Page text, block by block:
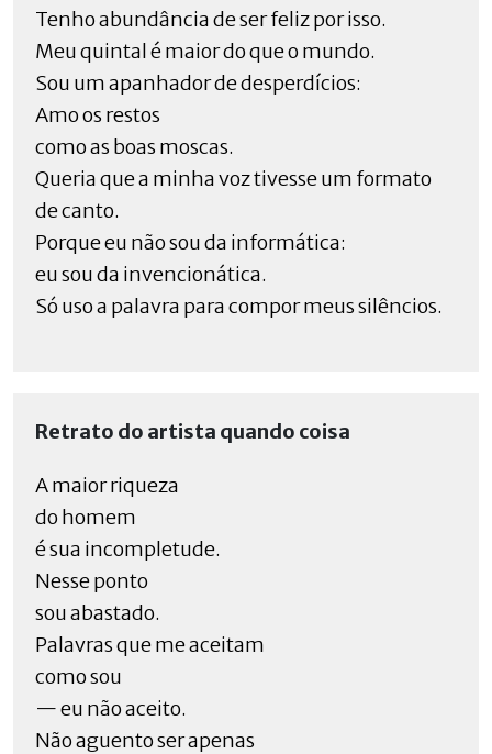
Tenho abundância de ser feliz por isso.
Meu quintal é maior do que o mundo.
Sou um apanhador de desperdícios:
Amo os restos
como as boas moscas.
Queria que a minha voz tivesse um formato
de canto.
Porque eu não sou da informática:
eu sou da invencionática.
Só uso a palavra para compor meus silêncios.
Retrato do artista quando coisa
A maior riqueza
do homem
é sua incompletude.
Nesse ponto
sou abastado.
Palavras que me aceitam
como sou
— eu não aceito.
Não aguento ser apenas